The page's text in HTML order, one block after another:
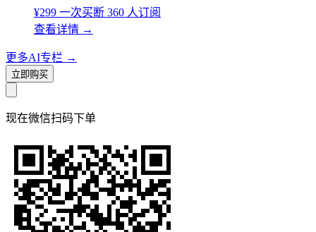
¥299 一次买断 360 人订阅
查看详情 →
更多AI专栏 →
立即购买
现在微信扫码下单